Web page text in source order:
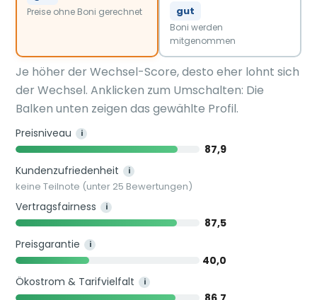
Preise ohne Boni gerechnet gut
Boni werden
mitgenommen
Je höher der Wechsel-Score, desto eher lohnt sich
der Wechsel. Anklicken zum Umschalten: Die
Balken unten zeigen das gewählte Profil.
Preisniveau i
87,9
Kundenzufriedenheit
i
keine Teilnote (unter 25 Bewertungen)
Vertragsfairness i
87,5
Preisgarantie
i
40,0
Ökostrom & Tarifvielfalt
i